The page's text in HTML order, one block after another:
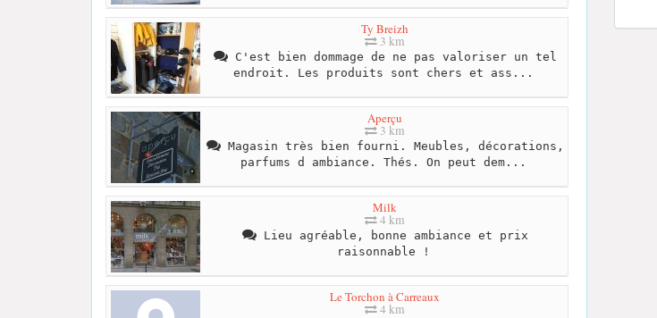
Ty Breizh
3 km
C'est bien dommage de ne pas valoriser un tel
endroit. Les produits sont chers et ass...
Aperçu
3 km
Magasin très bien fourni. Meubles, décorations,
parfums d ambiance. Thés. On peut dem...
Milk
4 km
Lieu agréable, bonne ambiance et prix
raisonnable !
Le Torchon à Carreaux
4 km